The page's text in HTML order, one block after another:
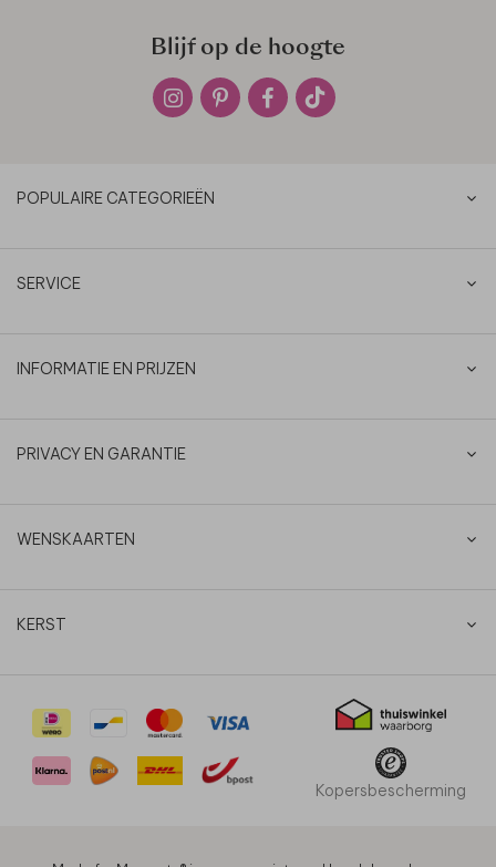
Blijf op de hoogte
POPULAIRE CATEGORIEËN
SERVICE
INFORMATIE EN PRIJZEN
PRIVACY EN GARANTIE
WENSKAARTEN
KERST
Kopersbescherming